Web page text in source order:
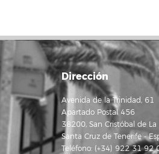
Dirección
Avenida de la Trinidad, 61
Apartado Postal 456
38200, San Cristóbal de
Santa Cruz de Tenerife -
Teléfono: (+34) 922 31 92